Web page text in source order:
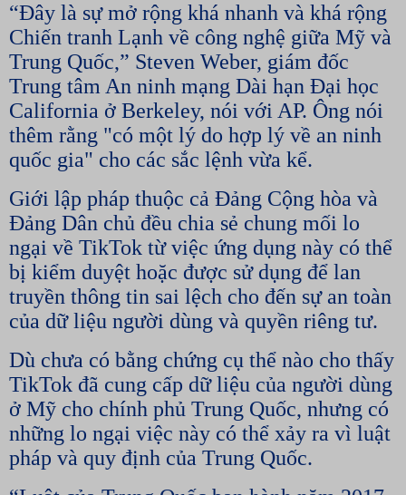
“Đây là sự mở rộng khá nhanh và khá rộng
Chiến tranh Lạnh về công nghệ giữa Mỹ và
Trung Quốc,” Steven Weber, giám đốc
Trung tâm An ninh mạng Dài hạn Đại học
California ở Berkeley, nói với AP. Ông nói
thêm rằng "có một lý do hợp lý về an ninh
quốc gia" cho các sắc lệnh vừa kể.
Giới lập pháp thuộc cả Đảng Cộng hòa và
Đảng Dân chủ đều chia sẻ chung mối lo
ngại về TikTok từ việc ứng dụng này có thể
bị kiểm duyệt hoặc được sử dụng để lan
truyền thông tin sai lệch cho đến sự an toàn
của dữ liệu người dùng và quyền riêng tư.
Dù chưa có bằng chứng cụ thể nào cho thấy
TikTok đã cung cấp dữ liệu của người dùng
ở Mỹ cho chính phủ Trung Quốc, nhưng có
những lo ngại việc này có thể xảy ra vì luật
pháp và quy định của Trung Quốc.